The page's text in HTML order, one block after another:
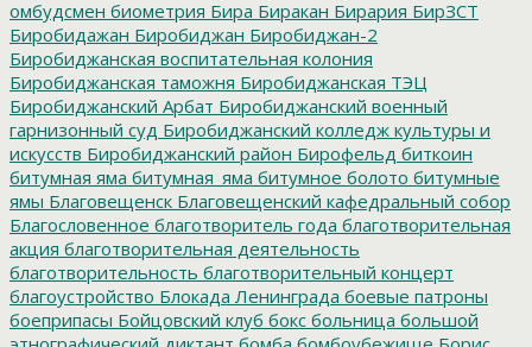
омбудсмен биометрия Бира Биракан Бирария БирЗСТ
Биробидажан Биробиджан Биробиджан-2
Биробиджанская воспитательная колония
Биробиджанская таможня Биробиджанская ТЭЦ
Биробиджанский Арбат Биробиджанский военный
гарнизонный суд Биробиджанский колледж культуры и
искусств Биробиджанский район Бирофельд биткоин
битумная яма битумная_яма битумное болото битумные
ямы Благовещенск Благовещенский кафедральный собор
Благословенное благотворитель года благотворительная
акция благотворительная деятельность
благотворительность благотворительный концерт
благоустройство Блокада Ленинграда боевые патроны
боеприпасы Бойцовский клуб бокс больница большой